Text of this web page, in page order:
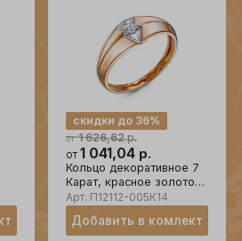
от 1 626,62р.
скидки до 36%
от 1 041,04 р.
Кольцо декоративное 7
Карат, красное золото
585 проба, вставка
фианит
Арт. П12112-005К14
Добавить в комлект